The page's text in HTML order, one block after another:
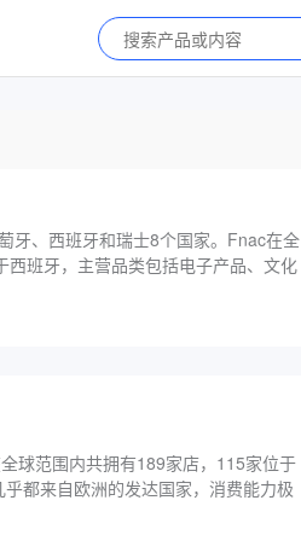
牙、西班牙和瑞士8个国家。Fnac在全
班牙，主营品类包括电子产品、文化
球范围内共拥有189家店，115家位于
都来自欧洲的发达国家，消费能力极